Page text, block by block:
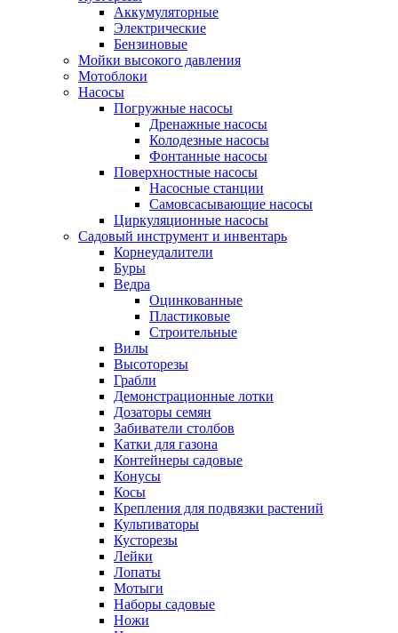
Аккумуляторные
Электрические
Бензиновые
Мойки высокого давления
Мотоблоки
Насосы
Погружные насосы
Дренажные насосы
Колодезные насосы
Фонтанные насосы
Поверхностные насосы
Насосные станции
Самовсасывающие насосы
Циркуляционные насосы
Садовый инструмент и инвентарь
Корнеудалители
Буры
Ведра
Оцинкованные
Пластиковые
Строительные
Вилы
Высоторезы
Грабли
Демонстрационные лотки
Дозаторы семян
Забиватели столбов
Катки для газона
Контейнеры садовые
Конусы
Косы
Крепления для подвязки растений
Культиваторы
Кусторезы
Лейки
Лопаты
Мотыги
Наборы садовые
Ножи